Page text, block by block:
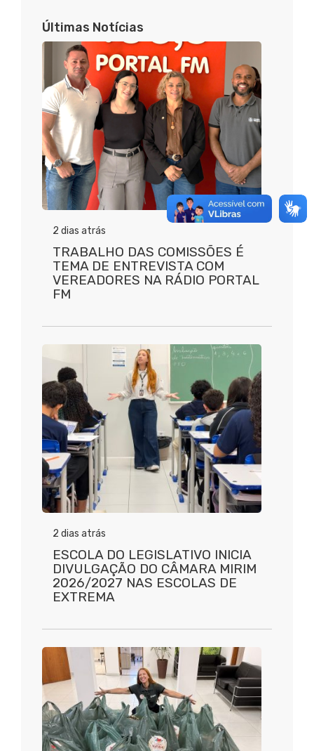
Últimas Notícias
2 dias atrás
TRABALHO DAS COMISSÕES É
TEMA DE ENTREVISTA COM
VEREADORES NA RÁDIO PORTAL
FM
2 dias atrás
ESCOLA DO LEGISLATIVO INICIA
DIVULGAÇÃO DO CÂMARA MIRIM
2026/2027 NAS ESCOLAS DE
EXTREMA